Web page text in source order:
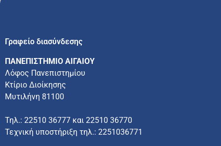
Γραφείο διασύνδεσης
ΠΑΝΕΠΙΣΤΗΜΙΟ ΑΙΓΑΙΟΥ
Λόφος Πανεπιστημίου
Κτίριο Διοίκησης
Μυτιλήνη 81100
Τηλ.: 22510 36777 και 22510 36770
Τεχνική υποστήριξη τηλ.: 2251036771